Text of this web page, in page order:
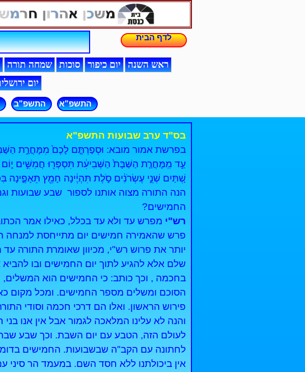
בס"ד ערב שבועות התשפ"א
בפרשת אמור מובא: וּסְפַרְתֶּ֤ם לָכֶם֙ מִמָּחֳרַ֣ת
עַ֣ד מִֽמָּחֳרַ֤ת הַשַּׁבָּת֙ הַשְּׁבִיעִ֔ת תִּסְפְּר֖וּ חֲמִשִּׁ֣ים י֑וֹם
שְׁ֚תַּיִם שְׁנֵ֣י עֶשְׂרֹנִ֔ים סֹ֣לֶת תִּהְיֶ֔ינָה חָמֵ֖ץ תֵּאָפֶ֑ינָה
הנה התורה מצוה אותנו לספור שבע שבועות
החמישים?
רש"י מפרש עד ולא עד בכלל, כאילו אמר
פרש שהאמירה חמישים יום מתייחסת למנחה
יותר את פרוש רש"י, מכיוון שאומרת התורה
שלם אלא להגיע לתוך יום החמישים ובו
בחכמה , וכך כותב: כי החמישים הוא המשלים,
הסוכם ומשלים מספר החמישים. ומכל מקום
פירוש הראשון. ואלו הם דרכי חכמה וסודי
והנה לא עלינו המלאכה לגמור אבל אין אנו
לעולם הזה, הטבע עם יום השבת. וכך שבע
לחתונה עם הקב"ה שבשבועות. החמישים
אין ביכולתנו ללא חסד השם. במעמד הר סיני
לדף הבית
ראש השנה יום כיפור סוכות שמחה תורה
יום
התשפ"א התשפ"ב